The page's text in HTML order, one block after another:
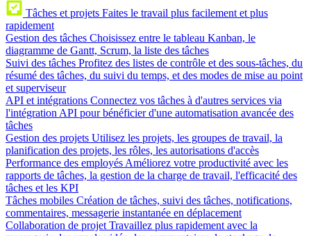
Tâches et projets Faites le travail plus facilement et plus
rapidement
Gestion des tâches Choisissez entre le tableau Kanban, le
diagramme de Gantt, Scrum, la liste des tâches
Suivi des tâches Profitez des listes de contrôle et des sous-tâches, du
résumé des tâches, du suivi du temps, et des modes de mise au point
et superviseur
API et intégrations Connectez vos tâches à d'autres services via
l'intégration API pour bénéficier d'une automatisation avancée des
tâches
Gestion des projets Utilisez les projets, les groupes de travail, la
planification des projets, les rôles, les autorisations d'accès
Performance des employés Améliorez votre productivité avec les
rapports de tâches, la gestion de la charge de travail, l'efficacité des
tâches et les KPI
Tâches mobiles Création de tâches, suivi des tâches, notifications,
commentaires, messagerie instantanée en déplacement
Collaboration de projet Travaillez plus rapidement avec la